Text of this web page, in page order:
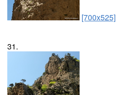
[700x525]
31.